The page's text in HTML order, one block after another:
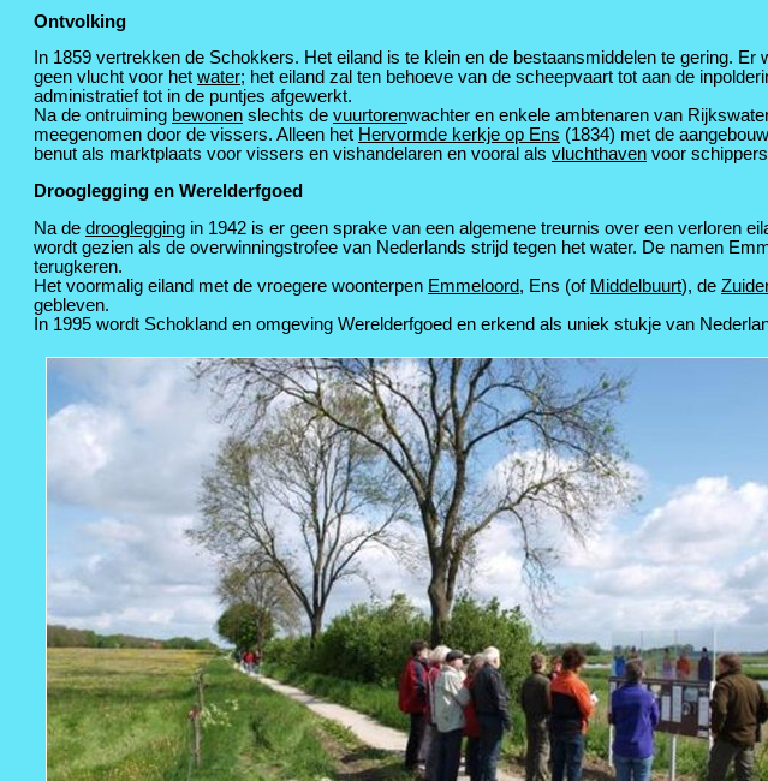
Ontvolking
In 1859 vertrekken de Schokkers. Het eiland is te klein en de bestaansmiddelen te gering.
geen vlucht voor het water; het eiland zal ten behoeve van de scheepvaart tot aan de
administratief tot in de puntjes afgewerkt.
Na de ontruiming bewonen slechts de vuurtorenwachter en enkele ambtenaren van
meegenomen door de vissers. Alleen het Hervormde kerkje op Ens (1834) met de
benut als marktplaats voor vissers en vishandelaren en vooral als vluchthaven voor
Drooglegging en Werelderfgoed
Na de drooglegging in 1942 is er geen sprake van een algemene treurnis over een verloren
wordt gezien als de overwinningstrofee van Nederlands strijd tegen het water. De namen
terugkeren.
Het voormalig eiland met de vroegere woonterpen Emmeloord, Ens (of Middelbuurt), de
gebleven.
In 1995 wordt Schokland en omgeving Werelderfgoed en erkend als uniek stukje van